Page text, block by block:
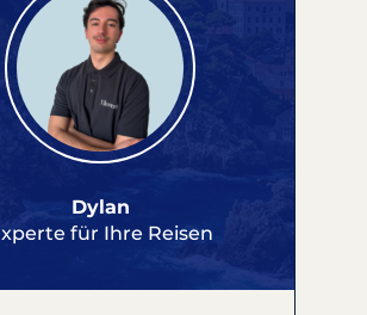
Dylan
für Ihre Reisen